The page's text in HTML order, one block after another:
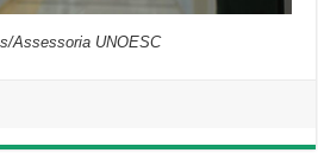
Assessoria UNOESC